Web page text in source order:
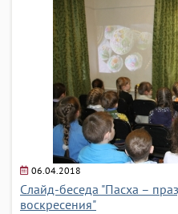
06.04.2018
Слайд-беседа "Пасха –
воскресения"